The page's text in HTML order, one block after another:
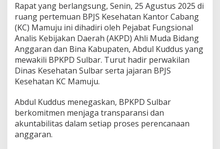
b
r
H
a
d
i
r
i
p
a
t
Rapat yang berlangsung, Senin, 25 Agustus 2025 di
ruang pertemuan BPJS Kesehatan Kantor Cabang
(KC) Mamuju ini dihadiri oleh Pejabat Fungsional
Analis Kebijakan Daerah (AKPD) Ahli Muda Bidang
Anggaran dan Bina Kabupaten, Abdul Kuddus yang
mewakili BPKPD Sulbar. Turut hadir perwakilan
Dinas Kesehatan Sulbar serta jajaran BPJS
Kesehatan KC Mamuju.
Abdul Kuddus menegaskan, BPKPD Sulbar
berkomitmen menjaga transparansi dan
akuntabilitas dalam setiap proses perencanaan
anggaran.